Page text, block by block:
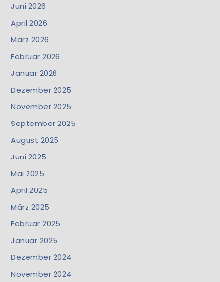
Juni 2026
April 2026
März 2026
Februar 2026
Januar 2026
Dezember 2025
November 2025
September 2025
August 2025
Juni 2025
Mai 2025
April 2025
März 2025
Februar 2025
Januar 2025
Dezember 2024
November 2024